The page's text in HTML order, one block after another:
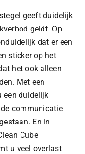
geeft duidelijk
geldt. Op
dat er een
sticker op het
het ook alleen
Met een
een duidelijk
communicatie
En in
Cube
u veel overlast